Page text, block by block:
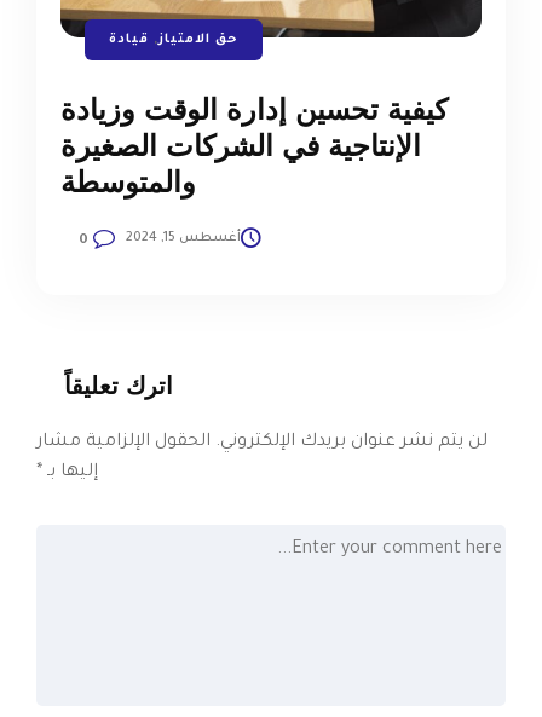
حق الامتياز, قيادة
كيفية تحسين إدارة الوقت وزيادة
الإنتاجية في الشركات الصغيرة
والمتوسطة
أغسطس 15, 2024 0
اترك تعليقاً
لن يتم نشر عنوان بريدك الإلكتروني. الحقول الإلزامية مشار
إليها بـ *